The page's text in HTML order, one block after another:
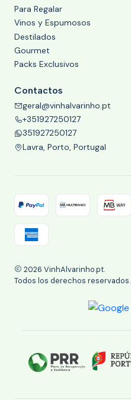
Para Regalar
Vinos y Espumosos
Destilados
Gourmet
Packs Exclusivos
Contactos
geral@vinhalvarinho.pt
+351927250127
351927250127
Lavra, Porto, Portugal
2026 VinhAlvarinho.pt.
Todos los derechos reservados.